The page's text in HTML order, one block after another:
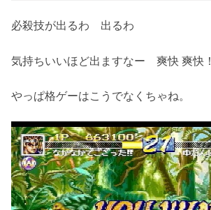
必殺技が出るわ 出るわ
気持ちいいほど出ますなー 爽快 爽快！
やっぱ格ゲーはこうでなくちゃね。